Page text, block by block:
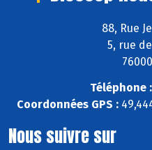
88, Rue
5, rue
Téléphone :
Coordonnées GPS :
Nous suivre sur